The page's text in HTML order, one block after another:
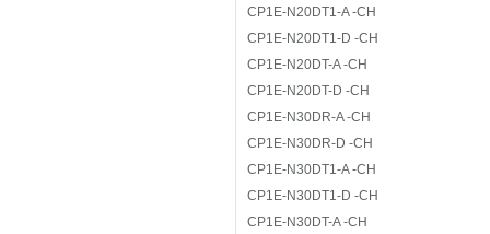
CP1E-N20DT1-A -CH
CP1E-N20DT1-D -CH
CP1E-N20DT-A -CH
CP1E-N20DT-D -CH
CP1E-N30DR-A -CH
CP1E-N30DR-D -CH
CP1E-N30DT1-A -CH
CP1E-N30DT1-D -CH
CP1E-N30DT-A -CH